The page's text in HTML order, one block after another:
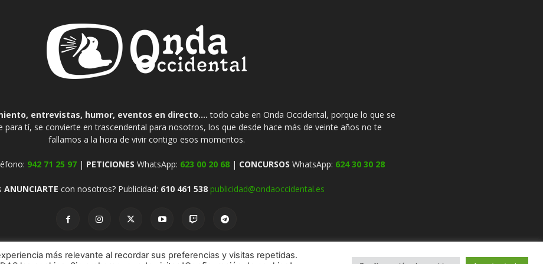
entrevistas, humor, eventos en directo.... todo cabe en Onda Occidental, porque lo que se
para tí, se convierte en trascendental para nosotros, los que desde hace más de veinte años no te
fallamos a la hora de vivir contigo esos momentos.
942 71 25 97| PETICIONES WhatsApp: 623 00 20 68| CONCURSOS WhatsApp: 624 30 30 28
ANUNCIARTE con nosotros? Publicidad: 610 461 538 publicidad@ondaoccidental.es
más relevante al recordar sus preferencias y visitas repetidas.